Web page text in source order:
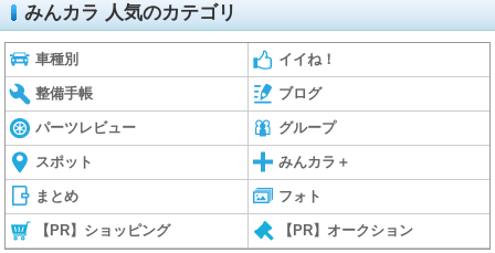
みんカラ 人気のカテゴリ
車種別 イイね！
整備手帳 ブログ
パーツレビュー グループ
スポット みんカラ＋
まとめ フォト
【PR】ショッピング 【PR】オークション